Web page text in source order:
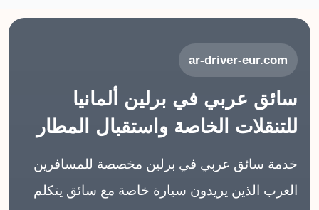
ar-driver-eur.com
سائق عربي في برلين ألمانيا
للتنقلات الخاصة واستقبال المطار
خدمة سائق عربي في برلين مخصصة للمسافرين
العرب الذين يريدون سيارة خاصة مع سائق يتكلم